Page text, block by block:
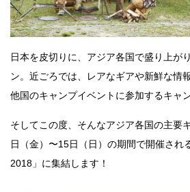
日本を皮切りに、アジア各国で盛り上が
ン。近ごろでは、レアなギアや新鮮な情
他国のキャンプイベントに参加するキャ
そしてこの度、そんなアジア各国の主要
日（金）〜15日（日）の期間で開催され
2018」に集結します！